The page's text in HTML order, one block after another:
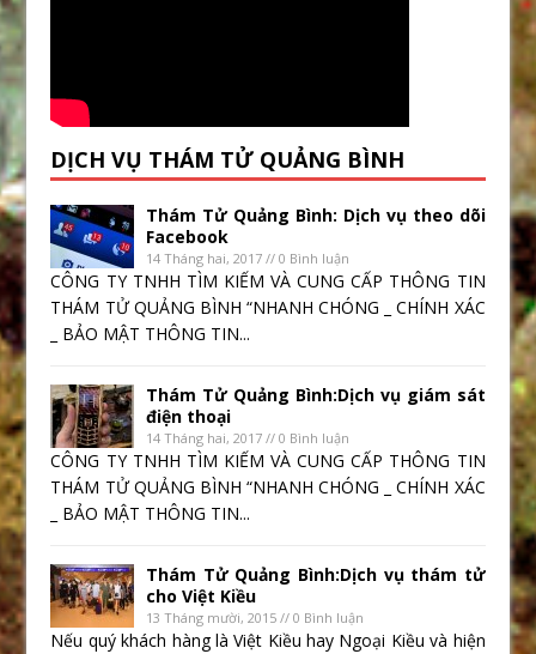
DỊCH VỤ THÁM TỬ QUẢNG BÌNH
Thám Tử Quảng Bình: Dịch vụ theo dõi
Facebook
14 Tháng hai, 2017 // 0 Bình luận
CÔNG TY TNHH TÌM KIẾM VÀ CUNG CẤP THÔNG TIN
THÁM TỬ QUẢNG BÌNH “NHANH CHÓNG _ CHÍNH XÁC
_ BẢO MẬT THÔNG TIN...
Thám Tử Quảng Bình:Dịch vụ giám sát
điện thoại
14 Tháng hai, 2017 // 0 Bình luận
CÔNG TY TNHH TÌM KIẾM VÀ CUNG CẤP THÔNG TIN
THÁM TỬ QUẢNG BÌNH “NHANH CHÓNG _ CHÍNH XÁC
_ BẢO MẬT THÔNG TIN...
Thám Tử Quảng Bình:Dịch vụ thám tử
cho Việt Kiều
13 Tháng mười, 2015 // 0 Bình luận
Nếu quý khách hàng là Việt Kiều hay Ngoại Kiều và hiện